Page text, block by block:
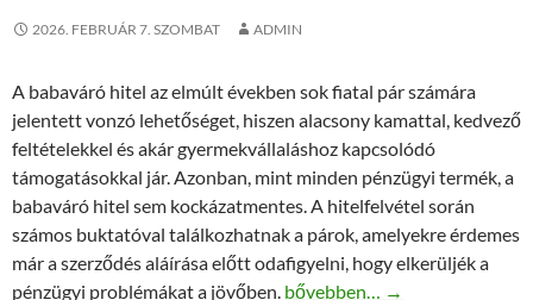
2026. FEBRUÁR 7. SZOMBAT ADMIN
A babaváró hitel az elmúlt években sok fiatal pár számára
jelentett vonzó lehetőséget, hiszen alacsony kamattal, kedvező
feltételekkel és akár gyermekvállaláshoz kapcsolódó
támogatásokkal jár. Azonban, mint minden pénzügyi termék, a
babaváró hitel sem kockázatmentes. A hitelfelvétel során
számos buktatóval találkozhatnak a párok, amelyekre érdemes
már a szerződés aláírása előtt odafigyelni, hogy elkerüljék a
pénzügyi problémákat a jövőben. Babaváró hitel buktatói:
bővebben… →